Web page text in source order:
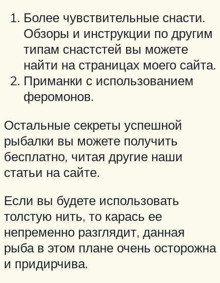
Более чувствительные снасти.
Обзоры и инструкции по другим
типам снастстей вы можете
найти на страницах моего сайта.
Приманки с использованием
феромонов.
Остальные секреты успешной
рыбалки вы можете получить
бесплатно, читая другие наши
статьи на сайте.
Если вы будете использовать
толстую нить, то карась ее
непременно разглядит, данная
рыба в этом плане очень осторожна
и придирчива.